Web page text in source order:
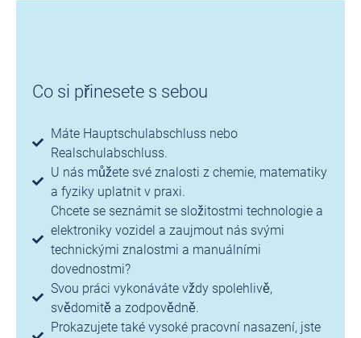
Co si přinesete s sebou
Máte Hauptschulabschluss nebo
Realschulabschluss.
U nás můžete své znalosti z chemie, matematiky
a fyziky uplatnit v praxi.
Chcete se seznámit se složitostmi technologie a
elektroniky vozidel a zaujmout nás svými
technickými znalostmi a manuálními
dovednostmi?
Svou práci vykonáváte vždy spolehlivě,
svědomitě a zodpovědně.
Prokazujete také vysoké pracovní nasazení, jste